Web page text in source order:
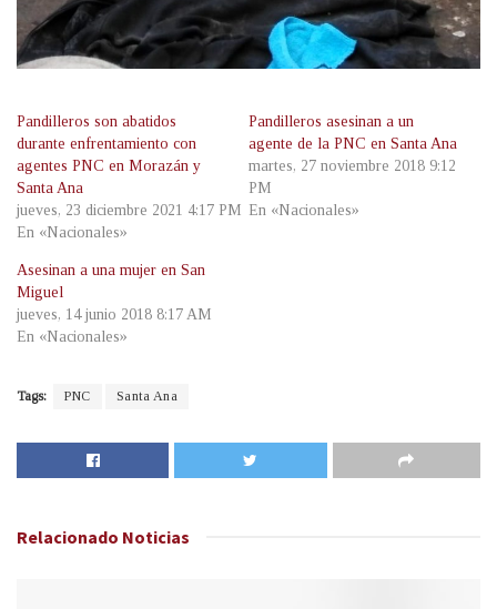
Pandilleros son abatidos
durante enfrentamiento con
agentes PNC en Morazán y
Santa Ana
jueves, 23 diciembre 2021 4:17 PM
En «Nacionales»
Pandilleros asesinan a un
agente de la PNC en Santa Ana
martes, 27 noviembre 2018 9:12
PM
En «Nacionales»
Asesinan a una mujer en San
Miguel
jueves, 14 junio 2018 8:17 AM
En «Nacionales»
Tags: PNC Santa Ana
Relacionado Noticias